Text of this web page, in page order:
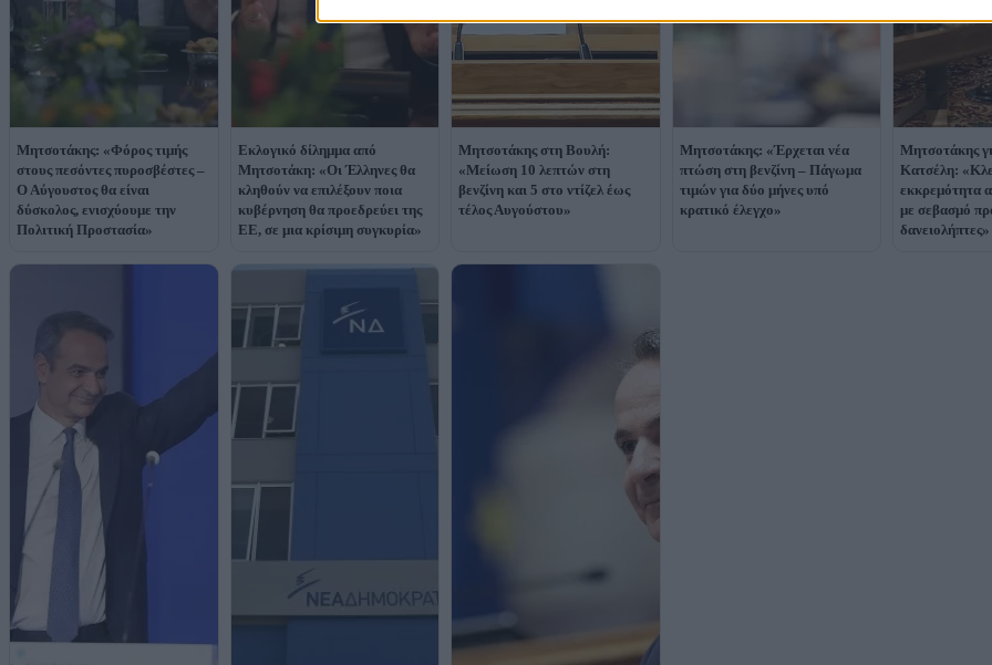
Μητσοτάκης: «Φόρος τιμής
στους πεσόντες πυροσβέστες –
Ο Αύγουστος θα είναι
δύσκολος, ενισχύουμε την
Πολιτική Προστασία»
Εκλογικό δίλημμα από
Μητσοτάκη: «Οι Έλληνες θα
κληθούν να επιλέξουν ποια
κυβέρνηση θα προεδρεύει της
ΕΕ, σε μια κρίσιμη συγκυρία»
Μητσοτάκης στη Βουλή:
«Μείωση 10 λεπτών στη
βενζίνη και 5 στο ντίζελ έως
τέλος Αυγούστου»
Μητσοτάκης: «Έρχεται νέα
πτώση στη βενζίνη – Πάγωμα
τιμών για δύο μήνες υπό
κρατικό έλεγχο»
Μητσοτάκης
Κατσέλη:
εκκρεμότητα
με σεβασμό
δανειολήπτες»